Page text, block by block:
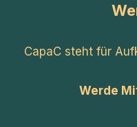
CapaC steht für
Werde